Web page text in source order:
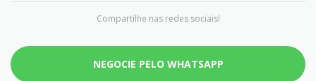
Compartilhe nas redes sociais!
NEGOCIE PELO WHATSAPP